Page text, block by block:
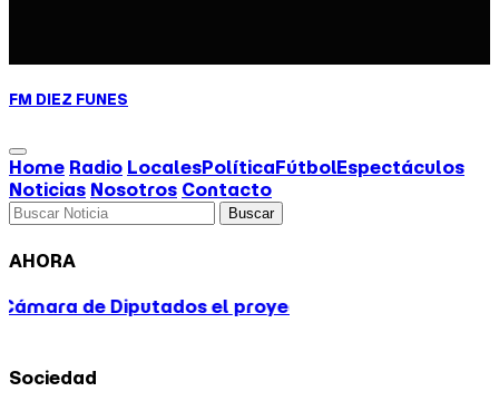
FM DIEZ FUNES
Home Radio LocalesPolíticaFútbolEspectáculos
Noticias Nosotros Contacto
Buscar
AHORA
proyecto de propiedad privada
Sociedad